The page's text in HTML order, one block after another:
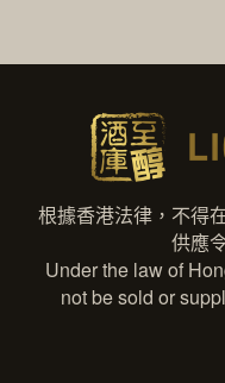
根據香港法律，不得
供應
Under the law of
not be sold or